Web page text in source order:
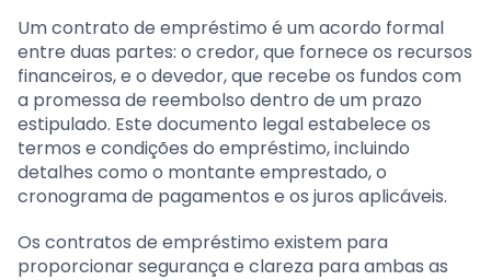
Um contrato de empréstimo é um acordo formal
entre duas partes: o credor, que fornece os recursos
financeiros, e o devedor, que recebe os fundos com
a promessa de reembolso dentro de um prazo
estipulado. Este documento legal estabelece os
termos e condições do empréstimo, incluindo
detalhes como o montante emprestado, o
cronograma de pagamentos e os juros aplicáveis.
Os contratos de empréstimo existem para
proporcionar segurança e clareza para ambas as